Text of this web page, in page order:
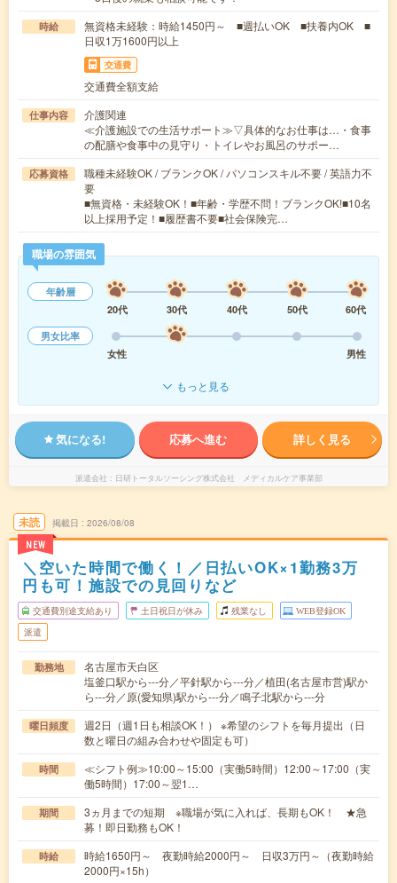
時給
無資格未経験：時給1450円～ ■週払いOK ■扶養内OK ■
日収1万1600円以上
交通費
交通費全額支給
仕事内容
介護関連
≪介護施設での生活サポート≫▽具体的なお仕事は…・食事
の配膳や食事中の見守り・トイレやお風呂のサポー…
応募資格
職種未経験OK / ブランクOK / パソコンスキル不要 / 英語力不
要
■無資格・未経験OK！■年齢・学歴不問！ブランクOK!■10名
以上採用予定！■履歴書不要■社会保険完…
職場の雰囲気
年齢層
20代
30代 40代 50代
60代
男女比率
女性
男性
もっと見る
気になる! 応募へ進む 詳しく見る
派遣会社 日研トータルソーシング株式会社 メディカルケア事業部
未読
NEW
掲載日 2026/08/08
＼空いた時間で働く！／日払いOK×1勤務3万
円も可！施設での見回りなど
交通費別途支給あり 土日祝日が休み 残業なし WEB登録OK
派遣
勤務地
名古屋市天白区
塩釜口駅から---分／平針駅から---分／植田(名古屋市営)駅か
ら---分／原(愛知県)駅から---分／鳴子北駅から---分
曜日頻度
週2日（週1日も相談OK！） ※希望のシフトを毎月提出（日
数と曜日の組み合わせや固定も可）
時間
≪シフト例≫10:00～15:00（実働5時間）12:00～17:00（実
働5時間）17:00～翌1…
期間
3ヵ月までの短期 ※職場が気に入れば、長期もOK！ ★急
募！即日勤務もOK！
時給
時給1650円～ 夜勤時給2000円～ 日収3万円～（夜勤時給
2000円×15h）